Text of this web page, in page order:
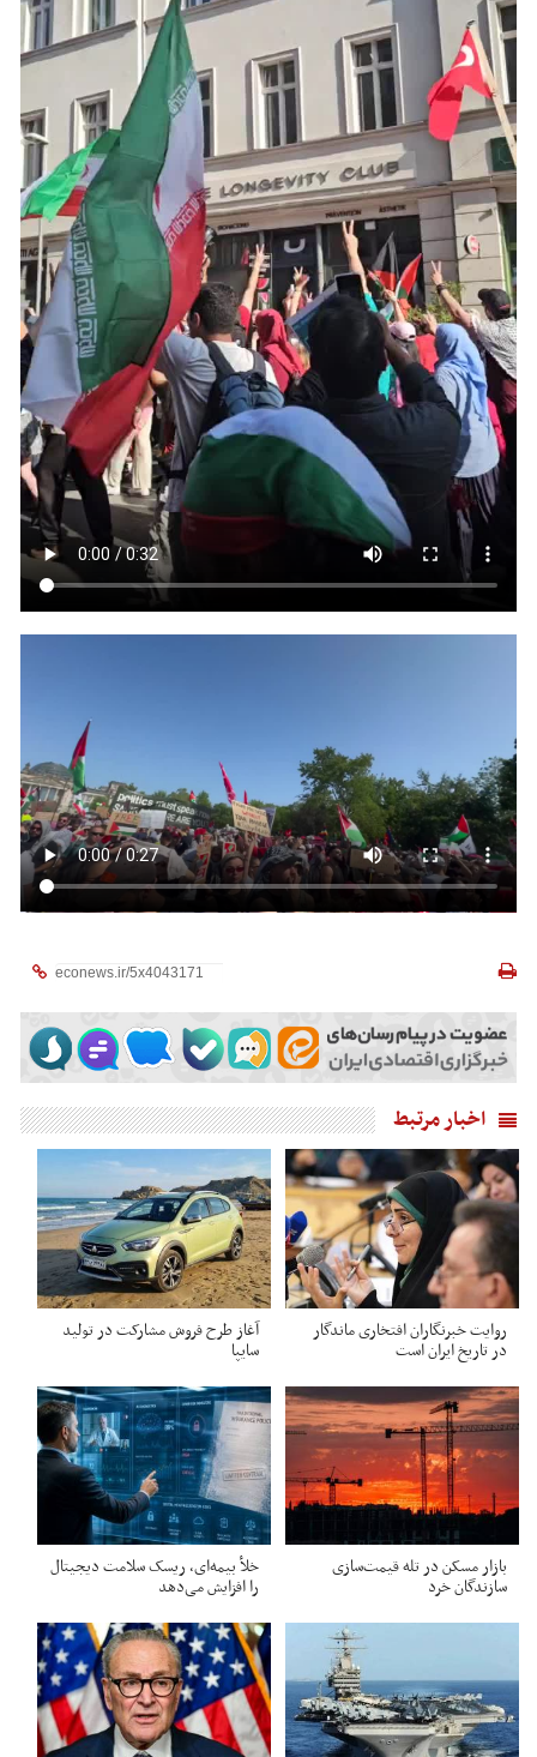
اخبار مرتبط
روایت خبرنگاران افتخاری ماندگار
در تاریخ ایران است
آغاز طرح فروش مشارکت در تولید
سایپا
بازار مسکن در تله قیمت‌سازی
سازندگان خرد
خلأ بیمه‌ای، ریسک سلامت دیجیتال
را افزایش می‌دهد